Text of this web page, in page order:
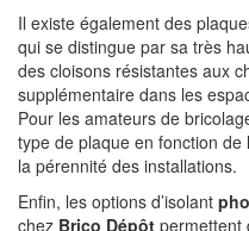
Il existe également des
qui se distingue par sa très
des cloisons résistantes aux
supplémentaire dans les
Pour les amateurs de
type de plaque en fonction de
la pérennité des installations.
Enfin, les options d’isolant
chez Brico Dépôt permettent